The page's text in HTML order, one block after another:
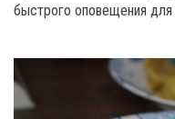
быстрого оповещения